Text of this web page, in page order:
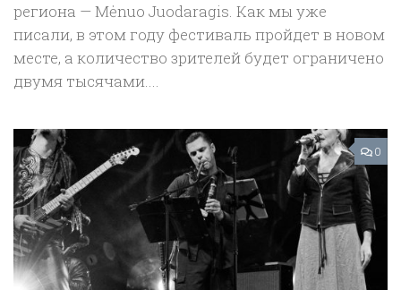
региона — Mėnuo Juodaragis. Как мы уже
писали, в этом году фестиваль пройдет в новом
месте, а количество зрителей будет ограничено
двумя тысячами....
0